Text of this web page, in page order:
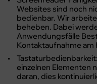
Websites sind noch
bedienbar. Wir
beheben. Dabei
Anwendungsfälle
Kontaktaufnahme
einzelnen Elementen
daran, dies